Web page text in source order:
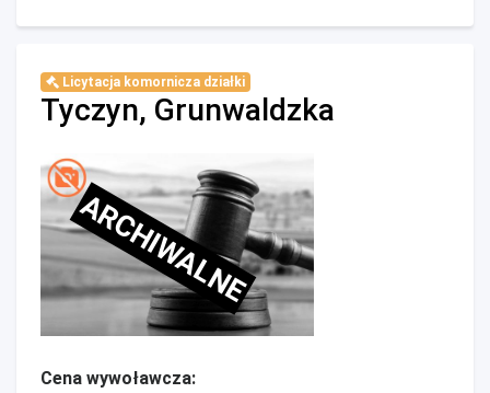
Licytacja komornicza działki
Tyczyn, Grunwaldzka
ARCHIWALNE
Cena wywoławcza: